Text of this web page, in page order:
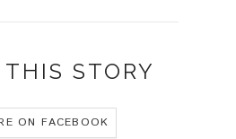
STORY
ON FACEBOOK